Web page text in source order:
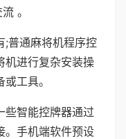
。
;普通麻将机程序控
机进行复杂安装操
工具。
些智能控牌器通过
。手机端软件预设